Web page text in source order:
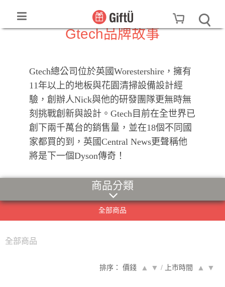
Gtech品牌故事
Gtech總公司位於英國Worestershire，擁有
11年以上的地板與花園清掃設備設計經
驗，創辦人Nick與他的研發團隊更無時無
刻挑戰創新與設計。Gtech目前在全世界已
創下兩千萬台的銷售量，並在18個不同國
家都買的到，英國Central News更聲稱他
將是下一個Dyson傳奇！
商品分類
全部商品
全部商品
排序： 價錢 ▲ ▼ / 上市時間 ▲ ▼